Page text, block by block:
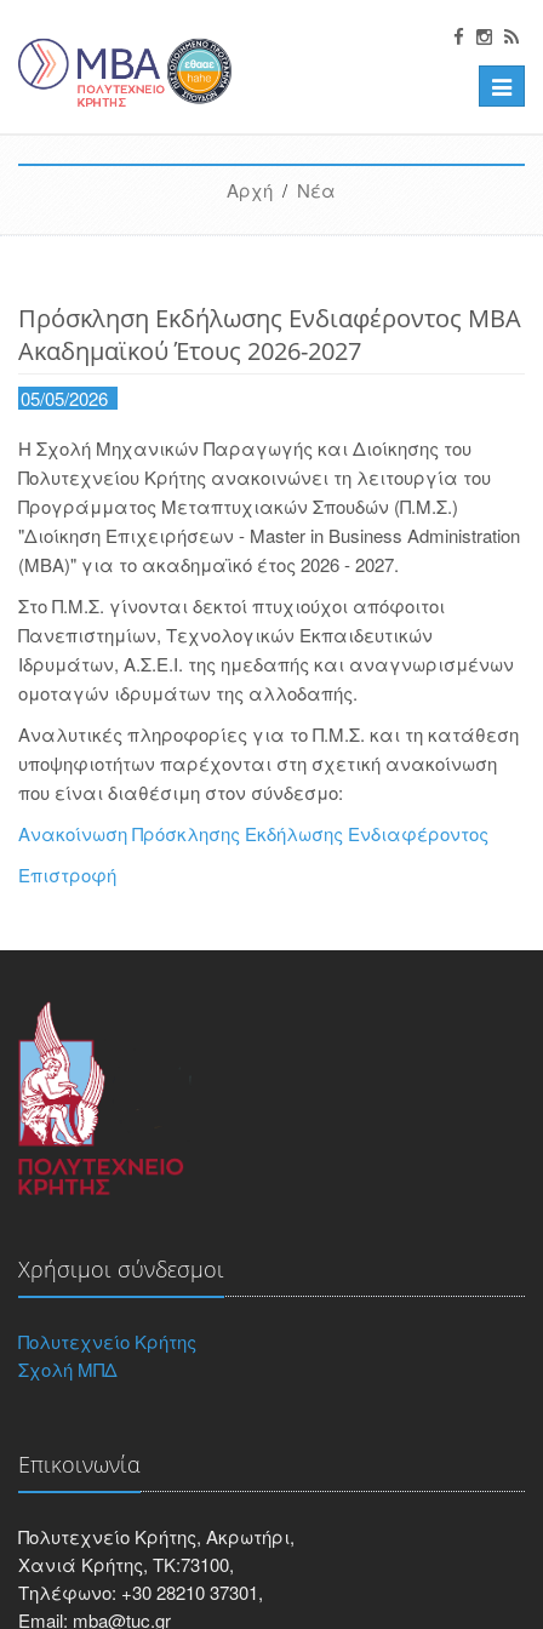
Toggle
Αρχή/ Νέα
Πρόσκληση Εκδήλωσης Ενδιαφέροντος MBA
Ακαδημαϊκού Έτους 2026-2027
05/05/2026
Η Σχολή Μηχανικών Παραγωγής και Διοίκησης του
Πολυτεχνείου Κρήτης ανακοινώνει τη λειτουργία του
Προγράμματος Μεταπτυχιακών Σπουδών (Π.Μ.Σ.)
"Διοίκηση Επιχειρήσεων - Master in Business Administration
(ΜΒΑ)" για το ακαδημαϊκό έτος 2026 - 2027.
Στο Π.Μ.Σ. γίνονται δεκτοί πτυχιούχοι απόφοιτοι
Πανεπιστημίων, Τεχνολογικών Εκπαιδευτικών
Ιδρυμάτων, Α.Σ.Ε.Ι. της ημεδαπής και αναγνωρισμένων
ομοταγών ιδρυμάτων της αλλοδαπής.
Αναλυτικές πληροφορίες για το Π.Μ.Σ. και τη κατάθεση
υποψηφιοτήτων παρέχονται στη σχετική ανακοίνωση
που είναι διαθέσιμη στον σύνδεσμο:
Ανακοίνωση Πρόσκλησης Εκδήλωσης Ενδιαφέροντος
Επιστροφή
Χρήσιμοι σύνδεσμοι
Πολυτεχνείο Κρήτης
Σχολή ΜΠΔ
Επικοινωνία
Πολυτεχνείο Κρήτης, Ακρωτήρι,
Χανιά Κρήτης, ΤΚ:73100,
Τηλέφωνο: +30 28210 37301,
Email: mba@tuc.gr